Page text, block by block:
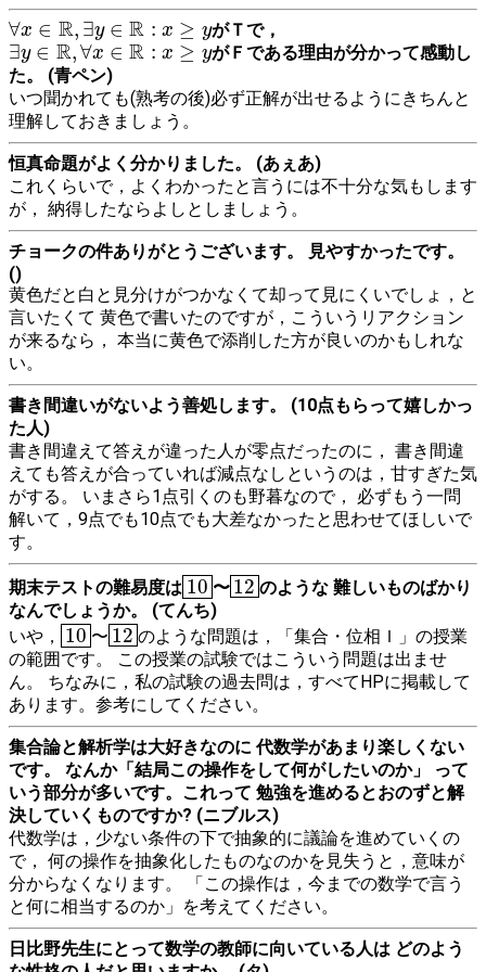
∀x ∈ R, ∃y ∈ R : x ≥ y
∀x ∈ R,∃ y∈ R x≥ y がＴで，
∃y ∈ R,∀x ∈ R : x ≥ y
∃y ∈ R,∀x∈ R x≥ y
がＦである理由が分かって感動し
た。 (青ペン)
いつ聞かれても(熟考の後)必ず正解が出せるようにきちんと
理解しておきましょう。
恒真命題がよく分かりました。 (あぇあ)
これくらいで，よくわかったと言うには不十分な気もします
が， 納得したならよしとしましょう。
チョークの件ありがとうございます。 見やすかったです。
()
黄色だと白と見分けがつかなくて却って見にくいでしょ，と
言いたくて 黄色で書いたのですが，こういうリアクション
が来るなら， 本当に黄色で添削した方が良いのかもしれな
い。
書き間違いがないよう善処します。 (10点もらって嬉しかっ
た人)
書き間違えて答えが違った人が零点だったのに， 書き間違
えても答えが合っていれば減点なしというのは，甘すぎた気
がする。 いまさら1点引くのも野暮なので， 必ずもう一問
解いて，9点でも10点でも大差なかったと思わせてほしいで
す。
期末テストの難易度は 10
10
〜 12
12
のような 難しいものばかり
なんでしょうか。 (てんち)
いや，
10
10
〜 12
12
のような問題は，「集合・位相Ｉ」の授業
の範囲です。 この授業の試験ではこういう問題は出ませ
ん。 ちなみに，私の試験の過去問は，すべてHPに掲載して
あります。参考にしてください。
集合論と解析学は大好きなのに 代数学があまり楽しくない
です。 なんか「結局この操作をして何がしたいのか」 って
いう部分が多いです。これって 勉強を進めるとおのずと解
決していくものですか? (ニブルス)
代数学は，少ない条件の下で抽象的に議論を進めていくの
で， 何の操作を抽象化したものなのかを見失うと，意味が
分からなくなります。 「この操作は，今までの数学で言う
と何に相当するのか」を考えてください。
日比野先生にとって数学の教師に向いている人は どのよう